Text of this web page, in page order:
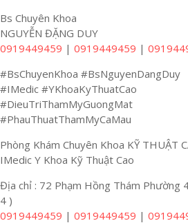
Bs Chuyên Khoa
NGUYỄN ĐẶNG DUY
0919449459 | 0919449459 |
#BsChuyenKhoa #BsNguyenDangDuy
#IMedic #YKhoaKyThuatCao
#DieuTriThamMyGuongMat
#PhauThuatThamMyCaMau
Phòng Khám Chuyên Khoa KỸ THUẬT
IMedic Y Khoa Kỹ Thuật Cao
Địa chỉ : 72 Phạm Hồng Thám Phường
4 )
0919449459 | 0919449459 |